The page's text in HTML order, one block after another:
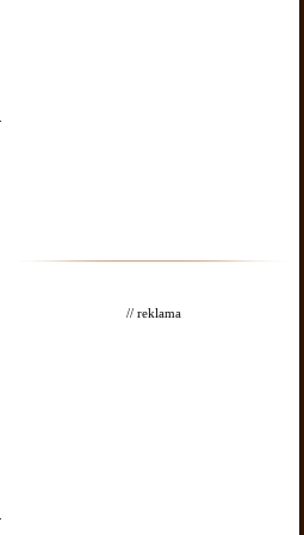
// reklama